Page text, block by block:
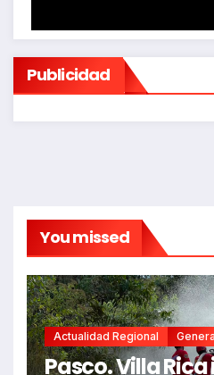
Publicidad
You missed
Actualidad Regional
Pasco. Villa